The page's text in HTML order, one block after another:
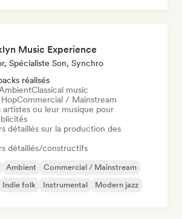
Music Experience
Spécialiste Son, Synchro
réalisés
Classical music
Commercial / Mainstream
artistes ou leur musique pour
détaillés sur la production des
détaillés/constructifs
Ambient
Commercial / Mainstream
Indie folk Instrumental Modern jazz